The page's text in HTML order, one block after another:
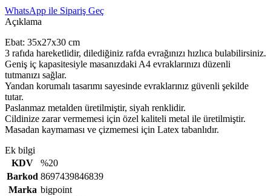
WhatsApp ile Sipariş Geç
Açıklama
Ebat: 35x27x30 cm
3 rafıda hareketlidir, dilediğiniz rafda evrağınızı hızlıca bulabilirsiniz.
Geniş iç kapasitesiyle masanızdaki A4 evraklarınızı düzenli
tutmanızı sağlar.
Yandan korumalı tasarımı sayesinde evraklarınız güvenli şekilde
tutar.
Paslanmaz metalden üretilmiştir, siyah renklidir.
Cildinize zarar vermemesi için özel kaliteli metal ile üretilmiştir.
Masadan kaymaması ve çizmemesi için Latex tabanlıdır.
Ek bilgi
KDV
%20
Barkod 8697439846839
Marka bigpoint